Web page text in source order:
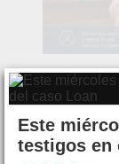
Este
testigos en